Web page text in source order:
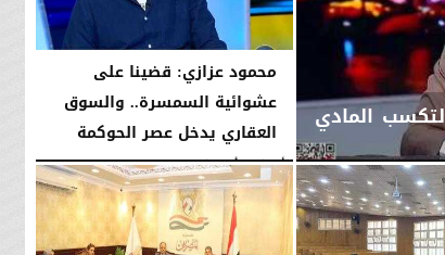
المادي
محمود عزازي: قضينا على
عشوائية السمسرة.. والسوق
العقاري يدخل عصر الحوكمة
الأربعاء، 5 أغسطس 2026 08:19 مـ